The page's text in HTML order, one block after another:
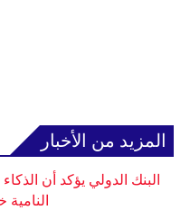
المزيد من الأخبار
البنك الدولي يؤكد أن